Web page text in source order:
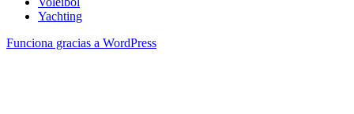
Yachting
Funciona gracias a WordPress